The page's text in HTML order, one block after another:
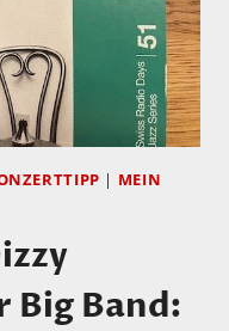
| MEIN
Big Band: